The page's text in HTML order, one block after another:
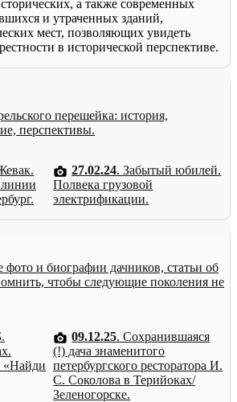
а также современных
и утраченных зданий,
мест, позволяющих увидеть
в исторической перспективе.
перешейка: история,
перспективы.
27.02.24. Забытый юбилей.
Полвека грузовой
электрификации.
фото и биографии дачников, статьи об
чтобы следующие поколения не
«Найди
09.12.25. Сохранившаяся
(!) дача знаменитого
петербургского ресторатора И.
С. Соколова в Терийоках/
Зеленогорске.